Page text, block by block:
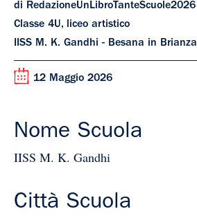
di RedazioneUnLibroTanteScuole2026
Classe 4U, liceo artistico
IISS M. K. Gandhi - Besana in Brianza
12 Maggio 2026
Nome Scuola
IISS M. K. Gandhi
Città Scuola